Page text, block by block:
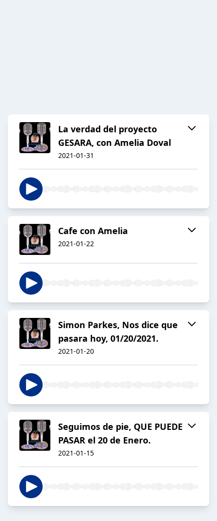
La verdad del proyecto
GESARA, con Amelia Doval
2021-01-31
Cafe con Amelia
2021-01-22
Simon Parkes, Nos dice que
pasara hoy, 01/20/2021.
2021-01-20
Seguimos de pie, QUE PUEDE
PASAR el 20 de Enero.
2021-01-15